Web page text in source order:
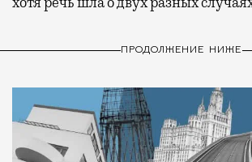
ПРОДОЛЖЕНИЕ НИЖЕ